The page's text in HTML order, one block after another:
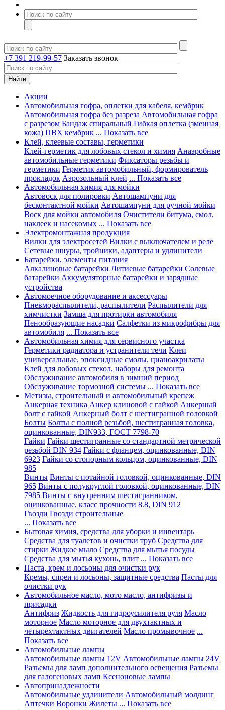
+7 391 219-99-57 Заказать звонок
Акции
Автомобильная гофра, оплетки для кабеля, кембрик
Автомобильная гофра без разреза Автомобильная гофра
с разрезом Бандаж спиральный Гибкая оплетка (змеиная
кожа) ПВХ кембрик ... Показать все
Клей, клеевые составы, герметики
Клей-герметик для лобовых стекол и химия Анаэробные
автомобильные герметики Фиксаторы резьбы и
герметики Герметик автомобильный, формирователь
прокладок Аэрозольный клей ... Показать все
Автомобильная химия для мойки
Автовоск для полировки Автошампуни для
бесконтактной мойки Автошампуни для ручной мойки
Воск для мойки автомобиля Очистители битума, смол,
наклеек и насекомых ... Показать все
Электромонтажная продукция
Вилки для электросетей Вилки с выключателем и реле
Сетевые шнуры, тройники, адаптеры и удлинители
Батарейки, элементы питания
Алкалиновые батарейки Литиевые батарейки Солевые
батарейки Аккумуляторные батарейки и зарядные
устройства
Автомоечное оборудование и аксессуары
Пневмораспылители, распылители Распылители для
химчистки Замша для протирки автомобиля
Пенообразующие насадки Салфетки из микрофибры для
автомобиля ... Показать все
Автомобильная химия для сервисного участка
Герметики радиатора и устранители течи Клеи
универсальные, эпоксидные смолы, цианоакрилаты
Клей для лобовых стекол, наборы для ремонта
Обслуживание автомобиля в зимний период
Обслуживание тормозной системы ... Показать все
Метизы, строительный и автомобильный крепеж
Анкерная техника Анкер клиновой с гайкой Анкерный
болт с гайкой Анкерный болт с шестигранной головкой
Болты Болты с полной резьбой, шестигранная головка,
оцинкованные, DIN933, ГОСТ 7798-70
Гайки Гайки шестигранные со стандартной метрической
резьбой DIN 934 Гайки с фланцем, оцинкованные, DIN
6923 Гайки со стопорным кольцом, оцинкованные, DIN
985
Винты Винты с потайной головкой, оцинкованные, DIN
965 Винты с полукруглой головкой, оцинкованные, DIN
7985 Винты с внутренним шестигранником,
оцинкованные, класс прочности 8.8, DIN 912
Гвозди Гвозди строительные
... Показать все
Бытовая химия, средства для уборки и инвентарь
Средства для туалетов и очистки труб Средства для
стирки Жидкое мыло Средства для мытья посуды
Средства для мытья кухонь, плит ... Показать все
Паста, крем и лосьоны для очистки рук
Кремы, спреи и лосьоны, защитные средства Пасты для
очистки рук
Автомобильное масло, мото масло, антифризы и
присадки
Антифриз Жидкость для гидроусилителя руля Масло
моторное Масло моторное для двухтактных и
четырехтактных двигателей Масло промывочное ...
Показать все
Автомобильные лампы
Автомобильные лампы 12V Автомобильные лампы 24V
Разъемы для ламп дополнительного освещения Разъемы
для галогеновых ламп Ксеноновые лампы
Автопринадлежности
Автомобильные удлинители Автомобильный молдинг
Аптечки Воронки Жилеты ... Показать все